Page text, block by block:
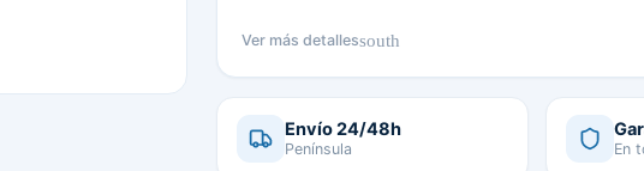
Ver más detallessouth
Envío 24/48h
Península En